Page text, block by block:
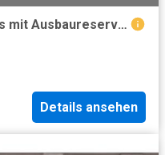
Geplantes Riesen Reihenhaus mit Ausbaureserve * Nahe Chemnitz * Großer Süd Garten
Details ansehen